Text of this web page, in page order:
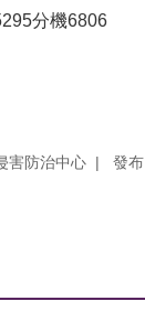
分機6806
害防治中心 發